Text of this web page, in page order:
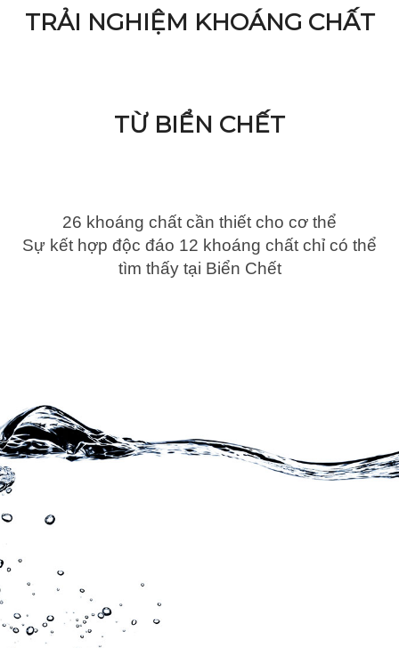
TRẢI NGHIỆM KHOÁNG CHẤT
TỪ BIỂN CHẾT
26 khoáng chất cần thiết cho cơ thể
Sự kết hợp độc đáo 12 khoáng chất chỉ có thể
tìm thấy tại Biển Chết